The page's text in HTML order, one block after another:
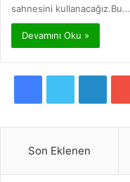
sahnesini kullanacağız.Bu…
Devamını Oku »
c
e
i
t
k
Son Eklenen